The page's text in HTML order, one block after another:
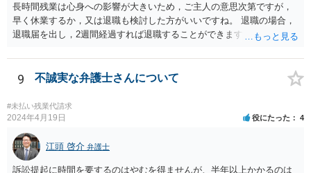
長時間残業は心身への影響が大きいため，ご主人の意思次第ですが，
早く休業するか，又は退職も検討した方がいいですね。 退職の場合，
退職届を出し，2週間経過すれば退職することができます。これは会社
であれば，十分な引き継ぎを行った上で，退職することで後々のトラ
ブルは防ぐことが可能です。
9 不誠実な弁護士さんについて
#未払い残業代請求
2024年4月19日 役にたった 4
江頭 啓介 弁護士
訴訟提起に時間を要するのはやむを得ませんが、半年以上かかるのは